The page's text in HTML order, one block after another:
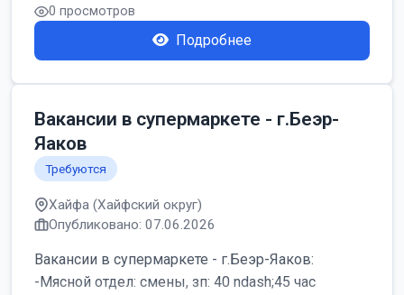
0 просмотров
Подробнее
Вакансии в супермаркете - г.Беэр-
Яаков
Требуются
Хайфа (Хайфский округ)
Опубликовано: 07.06.2026
Вакансии в супермаркете - г.Беэр-Яаков:
-Мясной отдел: смены, зп: 40 ndash;45 час